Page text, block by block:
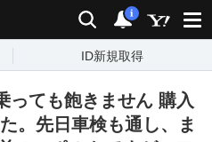
検索 通知
i
ID新規取得
っても飽きません 購入
。先日車検も通し、ま